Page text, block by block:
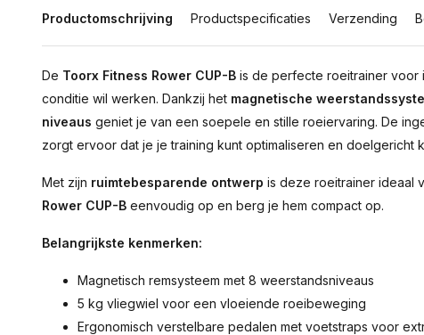
Productomschrijving Productspecificaties Verzending
De Toorx Fitness Rower CUP-B is de perfecte roeitrainer voor
conditie wil werken. Dankzij het magnetische
niveaus geniet je van een soepele en stille roeiervaring. De
zorgt ervoor dat je je training kunt optimaliseren en doelgericht
Met zijn ruimtebesparende ontwerp is deze roeitrainer ideaal
Rower CUP-B eenvoudig op en berg je hem compact op.
Belangrijkste kenmerken:
Magnetisch remsysteem met 8 weerstandsniveaus
5 kg vliegwiel voor een vloeiende roeibeweging
Ergonomisch verstelbare pedalen met voetstraps voor